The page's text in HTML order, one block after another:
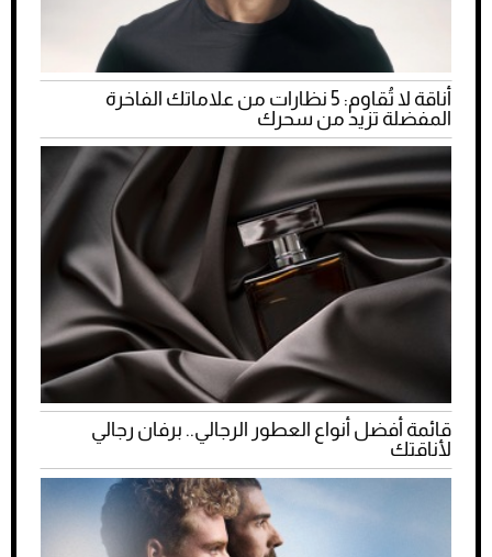
أناقة لا تُقاوم: 5 نظارات من علاماتك الفاخرة
المفضلة تزيد من سحرك
قائمة أفضل أنواع العطور الرجالي.. برفان رجالي
لأناقتك